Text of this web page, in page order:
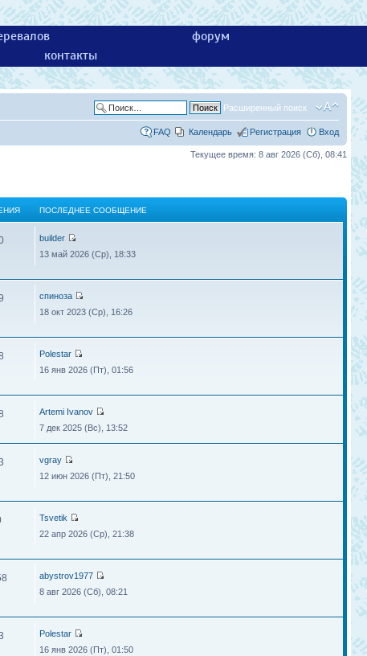
форум
контакты
Расширенный поиск
FAQ Календарь Регистрация Вход
Текущее время: 8 авг 2026 (Сб), 08:41
ПОСЛЕДНЕЕ СООБЩЕНИЕ
builder
13 май 2026 (Ср), 18:33
спиноза
18 окт 2023 (Ср), 16:26
Polestar
16 янв 2026 (Пт), 01:56
Artemi Ivanov
7 дек 2025 (Вс), 13:52
vgray
12 июн 2026 (Пт), 21:50
Tsvetik
22 апр 2026 (Ср), 21:38
abystrov1977
8 авг 2026 (Сб), 08:21
Polestar
16 янв 2026 (Пт), 01:50